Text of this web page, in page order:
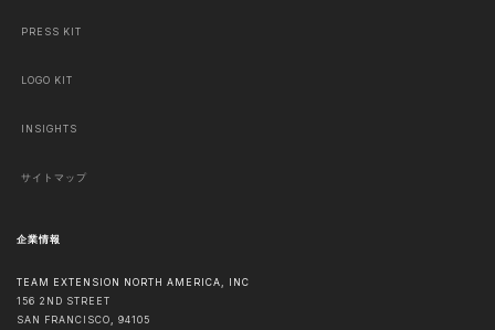
PRESS KIT
LOGO KIT
INSIGHTS
サイトマップ
企業情報
TEAM EXTENSION NORTH AMERICA, INC
156 2ND STREET
SAN FRANCISCO, 94105